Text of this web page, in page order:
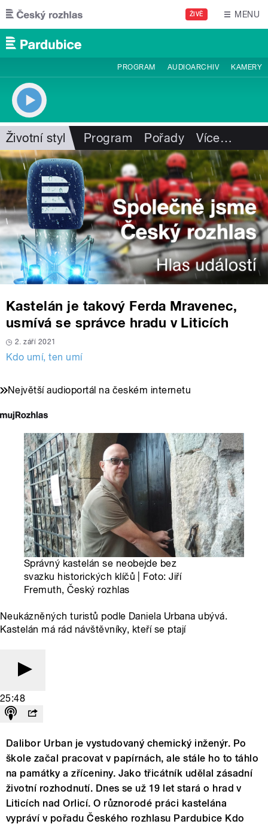
Přejít k hlavnímu obsahu
ŽIVĚ MENU
PROGRAM AUDIOARCHIV KAMERY
Životní styl Program Pořady Více…
Kastelán je takový Ferda Mravenec,
usmívá se správce hradu v Liticích
2. září 2021
Kdo umí, ten umí
Největší audioportál na českém internetu
Správný kastelán se neobejde bez
svazku historických klíčů | Foto: Jiří
Fremuth, Český rozhlas
Neukázněných turistů podle Daniela Urbana ubývá.
Kastelán má rád návštěvníky, kteří se ptají
25:48
Dalibor Urban je vystudovaný chemický inženýr. Po
škole začal pracovat v papírnách, ale stále ho to táhlo
na památky a zříceniny. Jako třicátník udělal zásadní
životní rozhodnutí. Dnes se už 19 let stará o hrad v
Liticích nad Orlicí. O různorodé práci kastelána
vypráví v pořadu Českého rozhlasu Pardubice Kdo